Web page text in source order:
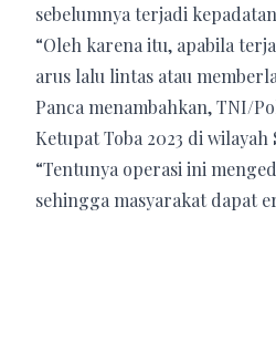
sebelumnya terjadi
“Oleh karena itu, apabila
arus lalu lintas atau
Panca menambahkan, TNI/
Ketupat Toba 2023 di
“Tentunya operasi ini
sehingga masyarakat dapat